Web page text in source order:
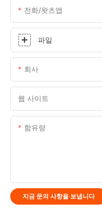
전화/왓츠앱
파일
회사
웹 사이트
함유량
지금 문의 사항을 보냅니다